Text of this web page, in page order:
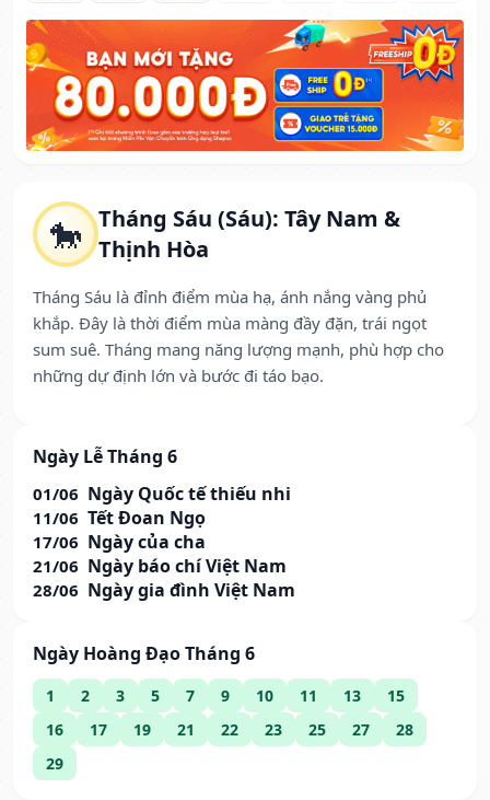
🐎 Tháng Sáu (Sáu): Tây Nam &
Thịnh Hòa
Tháng Sáu là đỉnh điểm mùa hạ, ánh nắng vàng phủ
khắp. Đây là thời điểm mùa màng đầy đặn, trái ngọt
sum suê. Tháng mang năng lượng mạnh, phù hợp cho
những dự định lớn và bước đi táo bạo.
Ngày Lễ Tháng 6
01/06 Ngày Quốc tế thiếu nhi
11/06 Tết Đoan Ngọ
17/06 Ngày của cha
21/06 Ngày báo chí Việt Nam
28/06 Ngày gia đình Việt Nam
Ngày Hoàng Đạo Tháng 6
1 2 3 5 7 9 10 11 13
15
16
17 19 21 22 23 25 27
28
29